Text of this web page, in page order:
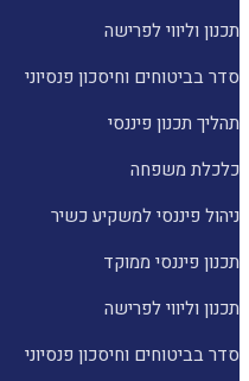
תכנון וליווי לפרישה
סדר בביטוחים וחיסכון פנסיוני
תהליך תכנון פיננסי
כלכלת משפחה
ניהול פיננסי למשקיע כשיר
תכנון פיננסי ממוקד
תכנון וליווי לפרישה
סדר בביטוחים וחיסכון פנסיוני